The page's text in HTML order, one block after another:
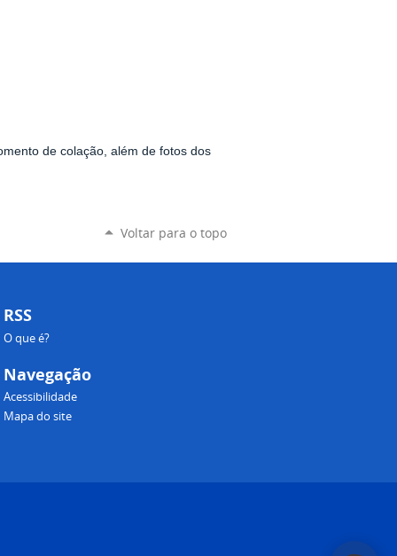
de colação, além de fotos dos
Voltar para o topo
RSS
O que é?
Navegação
Acessibilidade
Mapa do site